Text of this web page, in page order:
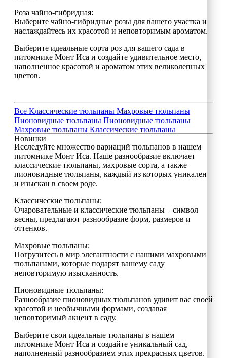
Роза чайно-гибридная:
Выберите чайно-гибридные розы для вашего участка и
наслаждайтесь их красотой и неповторимым ароматом.
Выберите идеальные сорта роз для вашего сада в
питомнике Монт Иса и создайте удивительное место,
наполненное красотой и ароматом этих великолепных
цветов.
Все Классические тюльпаны Махровые тюльпаны
Пионовидные тюльпаны Пионовидные тюльпаны
Махровые тюльпаны Классические тюльпаны
Новинки
Исследуйте множество вариаций тюльпанов в нашем
питомнике Монт Иса. Наше разнообразие включает
классические тюльпаны, махровые сорта, а также
пионовидные тюльпаны, каждый из которых уникален
и изыскан в своем роде.
Классические тюльпаны:
Очаровательные и классические тюльпаны – символ
весны, предлагают разнообразие форм, размеров и
оттенков.
Махровые тюльпаны:
Погрузитесь в мир элегантности с нашими махровыми
тюльпанами, которые подарят вашему саду
неповторимую изысканность.
Пионовидные тюльпаны:
Разнообразие пионовидных тюльпанов удивит вас своей
красотой и необычными формами, создавая
неповторимый акцент в саду.
Выберите свои идеальные тюльпаны в нашем
питомнике Монт Иса и создайте уникальный сад,
наполненный разнообразием этих прекрасных цветов.